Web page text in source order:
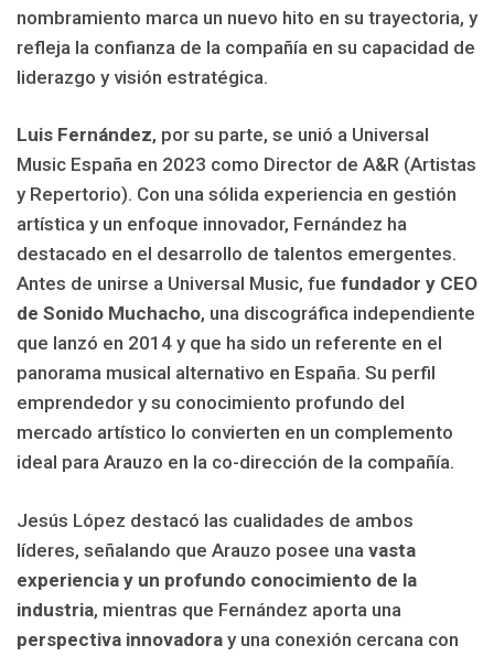
nombramiento marca un nuevo hito en su trayectoria, y
refleja la confianza de la compañía en su capacidad de
liderazgo y visión estratégica.
Luis Fernández, por su parte, se unió a Universal
Music España en 2023 como Director de A&R (Artistas
y Repertorio). Con una sólida experiencia en gestión
artística y un enfoque innovador, Fernández ha
destacado en el desarrollo de talentos emergentes.
Antes de unirse a Universal Music, fue fundador y CEO
de Sonido Muchacho, una discográfica independiente
que lanzó en 2014 y que ha sido un referente en el
panorama musical alternativo en España. Su perfil
emprendedor y su conocimiento profundo del
mercado artístico lo convierten en un complemento
ideal para Arauzo en la co-dirección de la compañía.
Jesús López destacó las cualidades de ambos
líderes, señalando que Arauzo posee una vasta
experiencia y un profundo conocimiento de la
industria, mientras que Fernández aporta una
perspectiva innovadora y una conexión cercana con